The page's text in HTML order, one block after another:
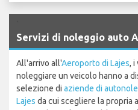
Servizi di noleggio auto
All'arrivo all'Aeroporto di Lajes, i
noleggiare un veicolo hanno a
selezione di aziende di
Lajes da cui scegliere la propria